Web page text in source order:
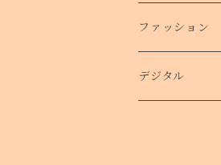
ショルダー付き
ファッション
Ｔシャツ
デジタル